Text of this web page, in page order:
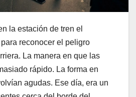
la estación de tren el
reconocer el peligro
La manera en que las
rápido. La forma en
agudas. Ese día, era un